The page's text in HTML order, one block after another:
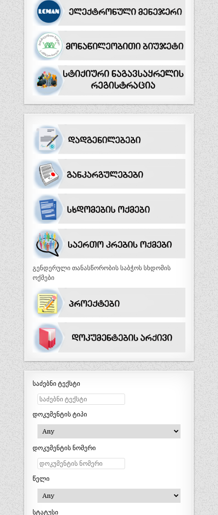
გენდერული თანასწორობის საბჭოს სხდომის
ოქმები
საძებნი ტექსტი
დოკუმენტის ტიპი
დოკუმენტის ნომერი
წელი
სტატუსი